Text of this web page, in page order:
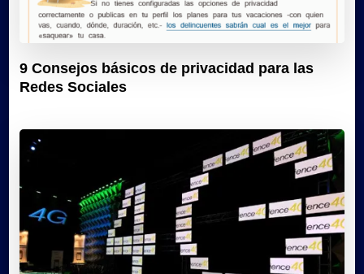
9 Consejos básicos de privacidad para las
Redes Sociales